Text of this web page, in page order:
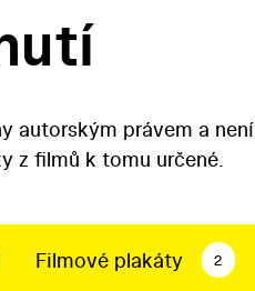
autorským právem a
z filmů k tomu určené.
Filmové plakáty 2